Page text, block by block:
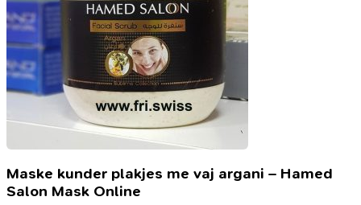
Maske kunder plakjes me vaj argani – Hamed
Salon Mask Online